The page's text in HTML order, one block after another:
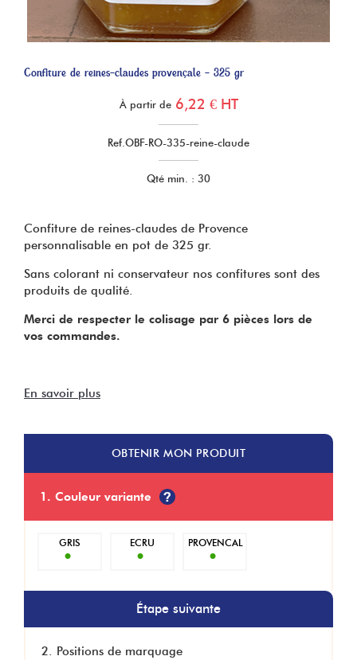
Confiture de reines-claudes provençale - 325 gr
À partir de 6,22 € HT
Ref. OBF-RO-335-reine-claude
Qté min. : 30
Confiture de reines-claudes de Provence
personnalisable en pot de 325 gr.
Sans colorant ni conservateur nos confitures sont des
produits de qualité.
Merci de respecter le colisage par 6 pièces lors de
vos commandes.
En savoir plus
OBTENIR MON PRODUIT
1. Couleur variante
GRIS
•
ECRU
•
PROVENCAL
•
Étape suivante
2. Positions de marquage